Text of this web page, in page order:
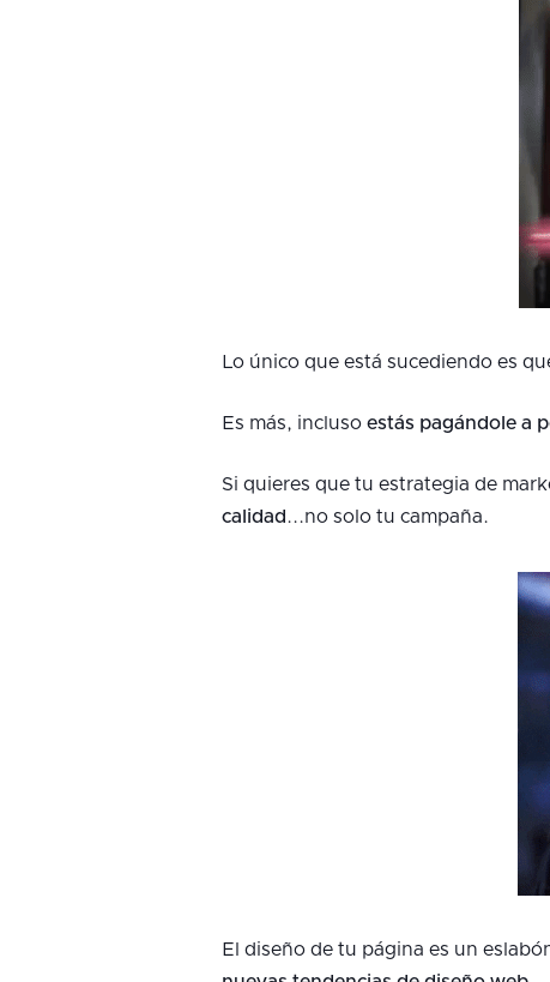
Lo único que está sucediendo es
Es más, incluso estás pagándole a
Si quieres que tu estrategia de
calidad ...no solo tu campaña.
El diseño de tu página es un